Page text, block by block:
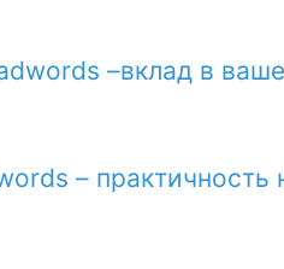
–вклад в
–